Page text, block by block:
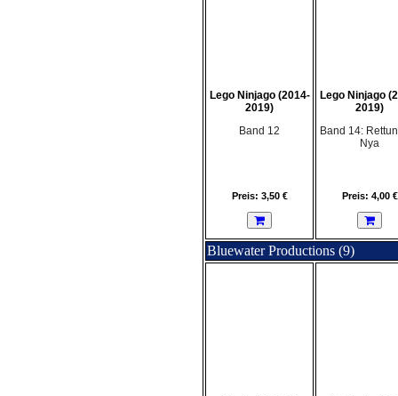
Lego Ninjago (2014-
2019)
Band 12
Preis: 3,50 €
Lego Ninjago
2019)
Band 14:
Nya
Preis: 4,00 €
Bluewater Productions (9)